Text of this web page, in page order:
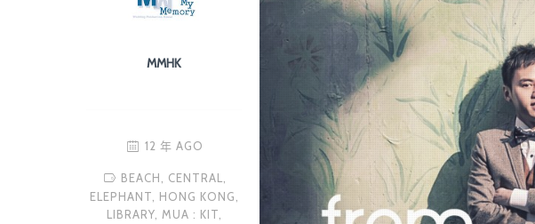
MMHK
12 年 AGO
BEACH,
CENTRAL,
ELEPHANT,
HONG KONG,
LIBRARY, MUA : KIT,